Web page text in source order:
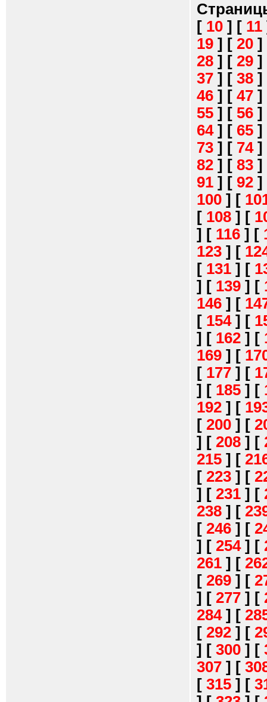
[ 10 ] [ 11
19 ] [ 20 ]
28 ] [ 29 ]
37 ] [ 38 ]
46 ] [ 47 ]
55 ] [ 56 ]
64] [ 65 ]
73 ] [ 74]
82 ] [ 83 ]
91 ] [ 92 ]
100 ] [
[ 108 ] [
] [ 116 ] [
123 ] [
[ 131 ] [
] [ 139 ] [
146 ] [
[ 154] [
] [ 162 ] [
169 ] [
[ 177 ] [
] [ 185 ] [
192 ] [
[ 200 ] [
] [ 208 ] [
215 ] [
[ 223 ] [
] [ 231 ] [
238 ] [
[ 246 ] [
] [ 254] [
261 ] [
[ 269 ] [
] [ 277 ] [
284] [
[ 292 ] [
] [ 300 ] [
307 ] [
[ 315 ] [